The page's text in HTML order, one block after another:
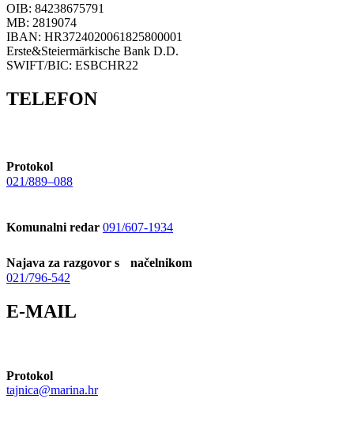
OIB: 84238675791
MB: 2819074
IBAN: HR3724020061825800001
Erste&Steiermärkische Bank D.D.
SWIFT/BIC: ESBCHR22
TELEFON
Protokol
021/889–088
Komunalni redar 091/607-1934
Najava za razgovor s načelnikom
021/796-542
E-MAIL
Protokol
tajnica@marina.hr